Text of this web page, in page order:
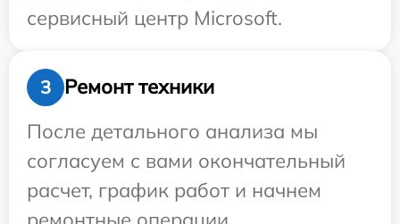
сервисный центр Microsoft.
3
Ремонт техники
После детального анализа мы
согласуем с вами окончательный
расчет, график работ и начнем